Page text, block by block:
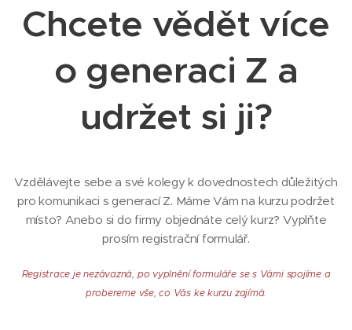
Chcete vědět více
o generaci Z a
udržet si ji?
Vzdělávejte sebe a své kolegy k dovednostech důležitých
pro komunikaci s generací Z. Máme Vám na kurzu podržet
místo? Anebo si do firmy objednáte celý kurz? Vyplňte
prosím registrační formulář.
Registrace je nezávazná, po vyplnění formuláře se s Vámi spojíme a
probereme vše, co Vás ke kurzu zajímá.